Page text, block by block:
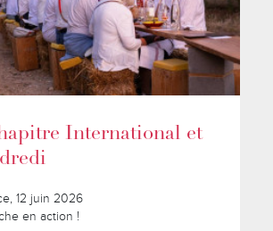
International et
12 juin 2026
en action !